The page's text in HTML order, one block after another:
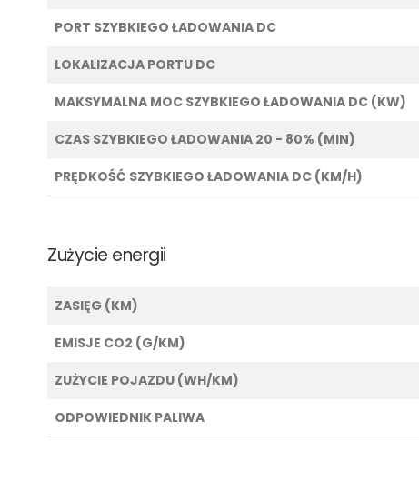
PORT SZYBKIEGO ŁADOWANIA DC
LOKALIZACJA PORTU DC
MAKSYMALNA MOC SZYBKIEGO ŁADOWANIA DC (KW)
CZAS SZYBKIEGO ŁADOWANIA 20 - 80% (MIN)
PRĘDKOŚĆ SZYBKIEGO ŁADOWANIA DC (KM/H)
Zużycie energii
ZASIĘG (KM)
EMISJE CO2 (G/KM)
ZUŻYCIE POJAZDU (WH/KM)
ODPOWIEDNIK PALIWA